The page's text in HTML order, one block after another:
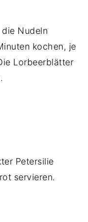
Nudeln
kochen, je
Lorbeerblätter
Petersilie
servieren.